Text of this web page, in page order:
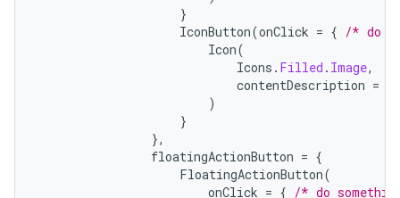
}
IconButton(onClick = { /* do
Icon(
Icons . Filled . Image,
contentDescription =
)
}
},
floatingActionButton = {
FloatingActionButton(
onClick = { /* do